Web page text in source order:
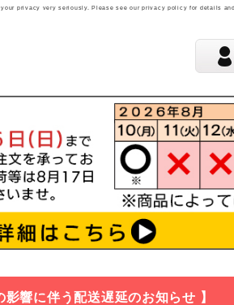
影響に伴う配送遅延のお知らせ 】
privacy very seriously. Please see our privacy policy for details